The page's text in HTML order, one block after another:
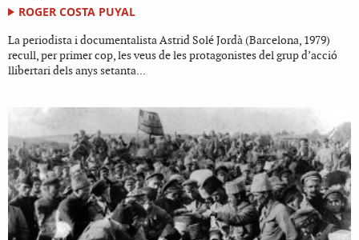
ROGER COSTA PUYAL
La periodista i documentalista Astrid Solé Jordà (Barcelona, 1979)
recull, per primer cop, les veus de les protagonistes del grup d’acció
llibertari dels anys setanta...